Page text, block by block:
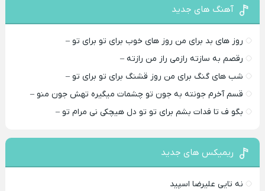
آهنگ های جدید
روز های بد برای من روز های خوب برای تو برای تو –
رقصم به سازته رازمی راز من رازته –
شب های گنگ برای من روز قشنگ برای تو برای تو –
قسم آخرم جونته به جون تو چشمات میگیره تهش جون منو –
بگو ف تا فدات بشم برای تو تو دل هیچکی نی مرام تو –
ریمیکس های جدید
نه تایی علیرضا اسپید